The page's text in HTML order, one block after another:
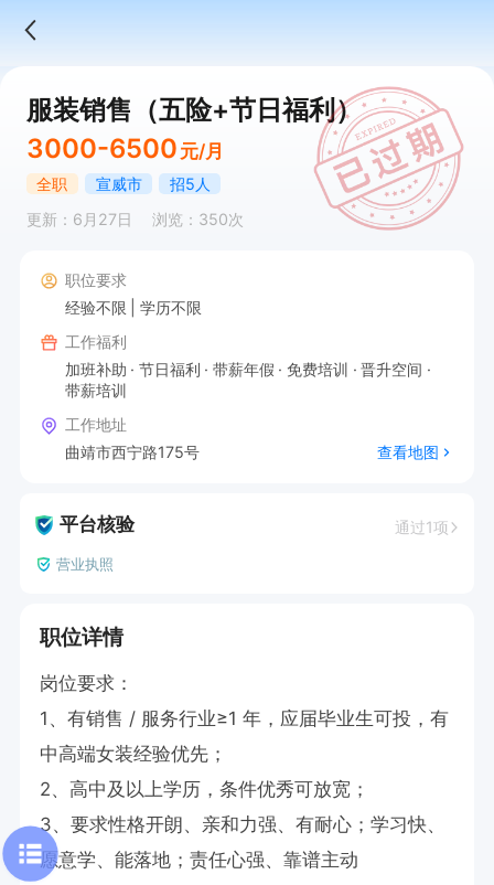
服装销售（五险+节日福利）
3000-6500 元/月
全职 宣威市
招5人
更新：6月27日
浏览：350次
职位要求
经验不限
学历不限
工作福利
加班补助
节日福利 带薪年假 免费培训
晋升空间
带薪培训
工作地址
曲靖市西宁路175号
查看地图
平台核验 通过1项
营业执照
职位详情
岗位要求：
1、有销售 / 服务行业≥1 年，应届毕业生可投，有
中高端女装经验优先；
2、高中及以上学历，条件优秀可放宽；
3、要求性格开朗、亲和力强、有耐心；学习快、
愿意学、能落地；责任心强、靠谱主动